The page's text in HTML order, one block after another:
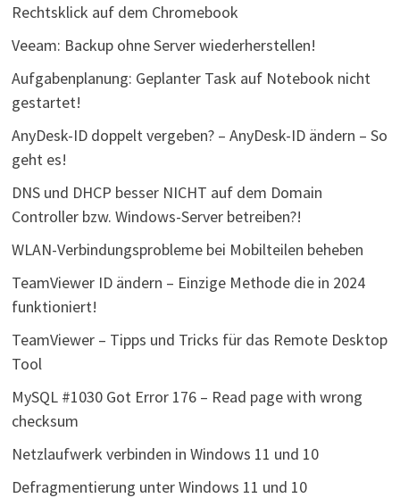
Rechtsklick auf dem Chromebook
Veeam: Backup ohne Server wiederherstellen!
Aufgabenplanung: Geplanter Task auf Notebook nicht
gestartet!
AnyDesk-ID doppelt vergeben? – AnyDesk-ID ändern – So
geht es!
DNS und DHCP besser NICHT auf dem Domain
Controller bzw. Windows-Server betreiben?!
WLAN-Verbindungsprobleme bei Mobilteilen beheben
TeamViewer ID ändern – Einzige Methode die in 2024
funktioniert!
TeamViewer – Tipps und Tricks für das Remote Desktop
Tool
MySQL #1030 Got Error 176 – Read page with wrong
checksum
Netzlaufwerk verbinden in Windows 11 und 10
Defragmentierung unter Windows 11 und 10